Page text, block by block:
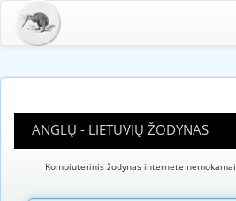
ANGLŲ - LIETUVIŲ ŽODYNAS
Kompiuterinis žodynas internete nemokamai